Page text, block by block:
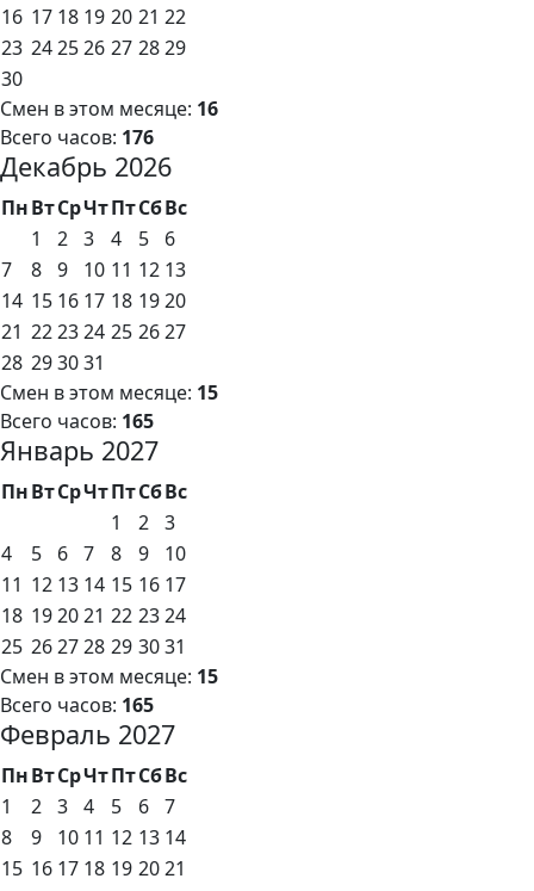
16 17 18 19 20 21 22
23 242526 27 2829
30
Смен в этом месяце: 16
Всего часов: 176
Декабрь 2026
ПнВтСрЧтПтСбВс
1
2 3 4 5
6
7
8 9 10 11 12 13
14 15 16 17 18 1920
21 222324 25 2627
28 293031
Смен в этом месяце: 15
Всего часов: 165
Январь 2027
ПнВтСрЧтПтСбВс
1
2 3
4
5 6 7 8 9
10
11 12 13 14 15 16 17
18 192021 22 2324
25 262728 29 3031
Смен в этом месяце: 15
Всего часов: 165
Февраль 2027
ПнВтСрЧтПтСбВс
1
2 3 4 5 6 7
8
9 10 11 12 13 14
15 16 17 18 19 2021